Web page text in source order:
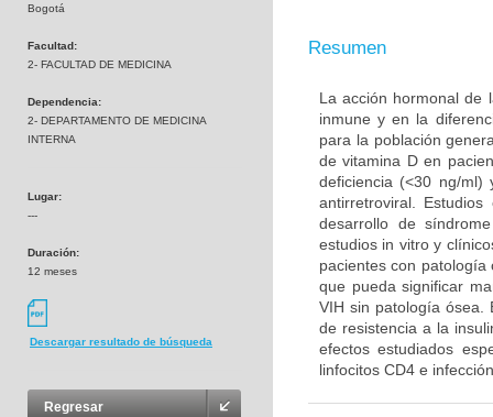
Bogotá
Facultad:
2- FACULTAD DE MEDICINA
Dependencia:
2- DEPARTAMENTO DE MEDICINA
INTERNA
Lugar:
---
Duración:
12 meses
Descargar resultado de búsqueda
Regresar
Resumen
La acción hormonal de
inmune y en la
para la población
de vitamina D en
deficiencia (<30 ng/ml)
antirretroviral.
desarrollo de
estudios in vitro y
pacientes con
que pueda significar
VIH sin patología ósea.
de resistencia a la
efectos estudiados
linfocitos CD4 e